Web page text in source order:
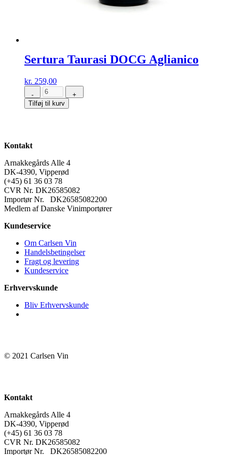
Sertura Taurasi DOCG Aglianico
kr. 259,00
-
Sertura
Taurasi
+
Tilføj til kurv
Kontakt
Arnakkegårds Alle 4
DK-4390, Vipperød
(+45) 61 36 03 78
CVR Nr. DK26585082
Importør Nr. DK26585082200
Medlem af Danske Vinimportører
Kundeservice
Om Carlsen Vin
Handelsbetingelser
Fragt og levering
Kundeservice
Erhvervskunde
Bliv Erhvervskunde
© 2021 Carlsen Vin
Kontakt
Arnakkegårds Alle 4
DK-4390, Vipperød
(+45) 61 36 03 78
CVR Nr. DK26585082
Importør Nr. DK26585082200